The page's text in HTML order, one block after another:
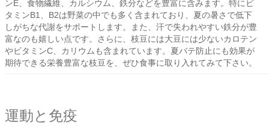
ンE、食物繊維、カルシウム、鉄分などを豊富に含みます。特にビ
タミンB1、B2は野菜の中でも多く含まれており、夏の暑さで低下
しがちな代謝をサポートします。また、汗で失われやすい鉄分が豊
富なのも嬉しい点です。さらに、枝豆には大豆には少ないカロテン
やビタミンC、カリウムも含まれています。夏バテ防止にも効果が
期待できる栄養豊富な枝豆を、ぜひ食事に取り入れてみて下さい。
運動と免疫